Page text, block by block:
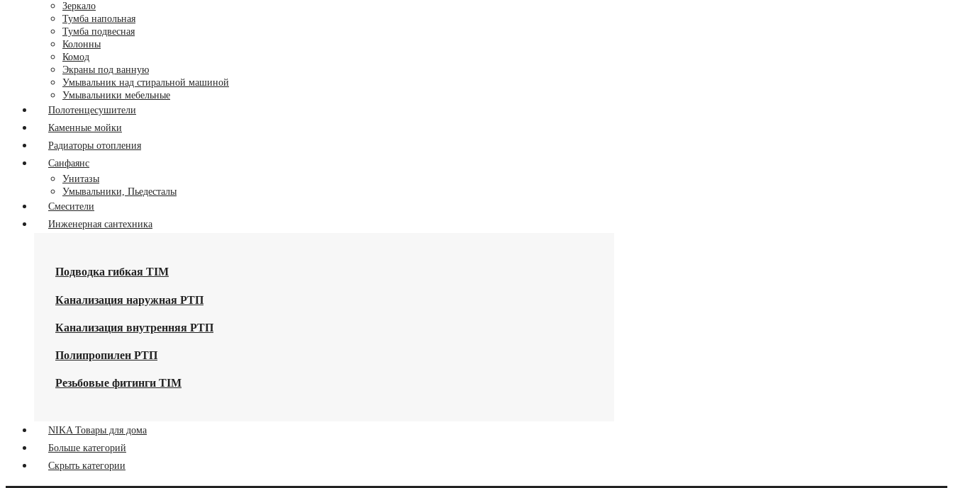
Зеркало
Тумба напольная
Тумба подвесная
Колонны
Комод
Экраны под ванную
Умывальник над стиральной машиной
Умывальники мебельные
Полотенцесушители
Каменные мойки
Радиаторы отопления
Санфаянс
Унитазы
Умывальники, Пьедесталы
Смесители
Инженерная сантехника
Подводка гибкая TIM
Канализация наружная РТП
Канализация внутренняя РТП
Полипропилен РТП
Резьбовые фитинги TIM
NIKA Товары для дома
Больше категорий
Скрыть категории